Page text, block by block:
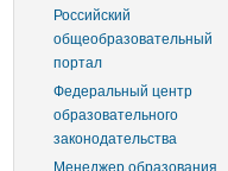
Российский
общеобразовательный
портал
Федеральный центр
образовательного
законодательства
Менеджер образования